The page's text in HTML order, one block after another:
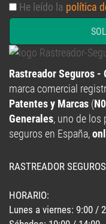
He leído la política
Rastreador Seguros
marca comercial
Patentes y Marcas (
Generales, uno de los
seguros en España,
RASTREADOR
HORARIO:
Lunes a viernes: 9:00 /